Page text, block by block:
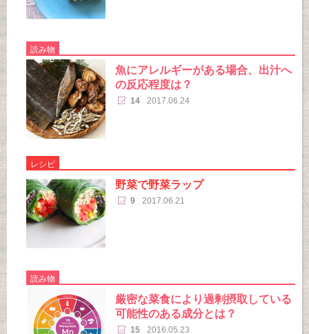
読み物
魚にアレルギーがある場合、出汁へ
の反応程度は？
14 2017.06.24
レシピ
野菜で野菜ラップ
9 2017.06.21
読み物
厳密な菜食により過剰摂取している
可能性のある成分とは？
15 2016.05.23